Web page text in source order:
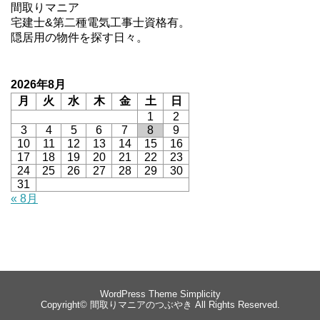
間取りマニア
宅建士&第二種電気工事士資格有。
隠居用の物件を探す日々。
2026年8月
月
火 水 木 金 土
日
1
2
3
4 5 6 7 8
9
10
11 12 13 14 15
16
17
18 19 20 21 22
23
24
25 26 27 28 29
30
31
« 8月
WordPress Theme Simplicity
Copyright© 間取りマニアのつぶやき All Rights Reserved.